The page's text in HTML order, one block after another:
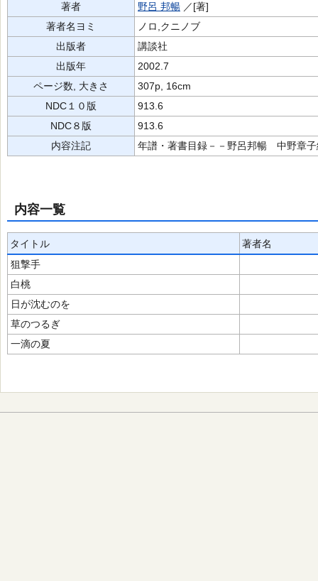
著者
野呂 邦暢 ／[著]
著者名ヨミ
ノロ,クニノブ
出版者
講談社
出版年
2002.7
ページ数, 大きさ
307p, 16cm
NDC１０版
913.6
NDC８版
913.6
内容注記
年譜・著書目録－－野呂邦暢 中野章
内容一覧
タイトル
著者名
狙撃手
白桃
日が沈むのを
草のつるぎ
一滴の夏